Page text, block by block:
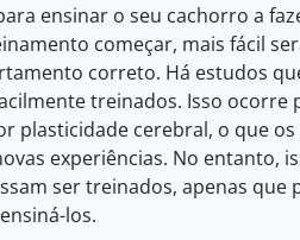
ensinar o seu cachorro a
começar, mais fácil
correto. Há estudos
treinados. Isso ocorre
plasticidade cerebral, o que
experiências. No entanto,
ser treinados, apenas que
los.